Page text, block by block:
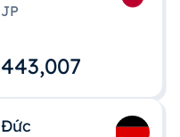
JP
443,008
Đức